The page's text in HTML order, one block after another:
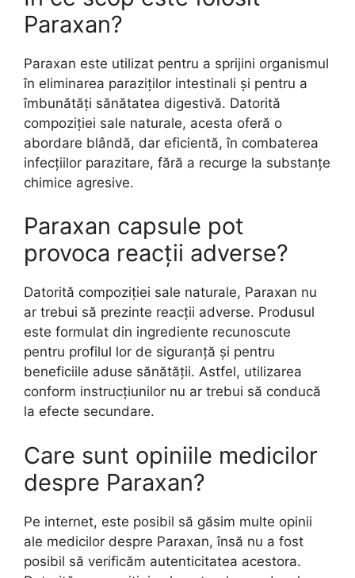
Paraxan?
Paraxan este utilizat pentru a sprijini organismul
în eliminarea paraziților intestinali și pentru a
îmbunătăți sănătatea digestivă. Datorită
compoziției sale naturale, acesta oferă o
abordare blândă, dar eficientă, în combaterea
infecțiilor parazitare, fără a recurge la substanțe
chimice agresive.
Paraxan capsule pot
provoca reacții adverse?
Datorită compoziției sale naturale, Paraxan nu
ar trebui să prezinte reacții adverse. Produsul
este formulat din ingrediente recunoscute
pentru profilul lor de siguranță și pentru
beneficiile aduse sănătății. Astfel, utilizarea
conform instrucțiunilor nu ar trebui să conducă
la efecte secundare.
Care sunt opiniile medicilor
despre Paraxan?
Pe internet, este posibil să găsim multe opinii
ale medicilor despre Paraxan, însă nu a fost
posibil să verificăm autenticitatea acestora.